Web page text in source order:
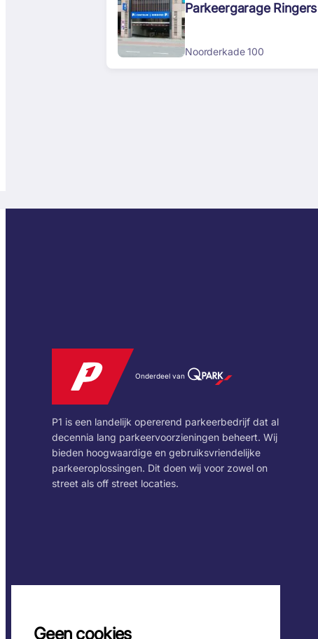
Geen cookies
Parkeergarage Ringers
Noorderkade 100
Onderdeel van
P1 is een landelijk opererend parkeerbedrijf dat al
decennia lang parkeervoorzieningen beheert. Wij
bieden hoogwaardige en gebruiksvriendelijke
parkeeroplossingen. Dit doen wij voor zowel on
street als off street locaties.